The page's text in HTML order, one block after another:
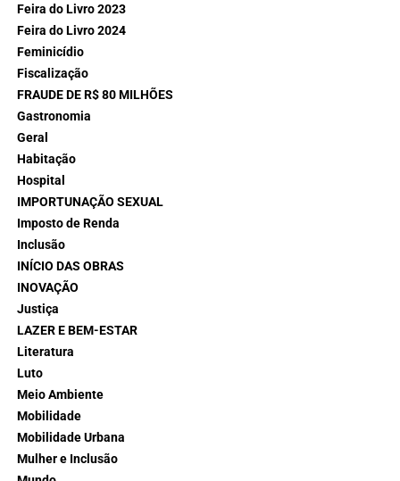
Feira do Livro 2023
Feira do Livro 2024
Feminicídio
Fiscalização
FRAUDE DE R$ 80 MILHÕES
Gastronomia
Geral
Habitação
Hospital
IMPORTUNAÇÃO SEXUAL
Imposto de Renda
Inclusão
INÍCIO DAS OBRAS
INOVAÇÃO
Justiça
LAZER E BEM-ESTAR
Literatura
Luto
Meio Ambiente
Mobilidade
Mobilidade Urbana
Mulher e Inclusão